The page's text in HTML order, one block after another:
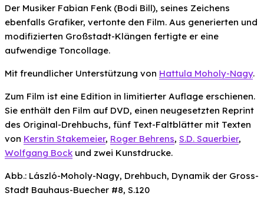
Der Musiker Fabian Fenk (Bodi Bill), seines Zeichens
ebenfalls Grafiker, vertonte den Film. Aus generierten und
modifizierten Großstadt-Klängen fertigte er eine
aufwendige Toncollage.
Mit freundlicher Unterstützung von Hattula Moholy-Nagy.
Zum Film ist eine Edition in limitierter Auflage erschienen.
Sie enthält den Film auf DVD, einen neugesetzten Reprint
des Original-Drehbuchs, fünf Text-Faltblätter mit Texten
von Kerstin Stakemeier, Roger Behrens, S.D. Sauerbier,
Wolfgang Bock und zwei Kunstdrucke.
Abb.: László-Moholy-Nagy, Drehbuch, Dynamik der Gross-
Stadt Bauhaus-Buecher #8, S.120